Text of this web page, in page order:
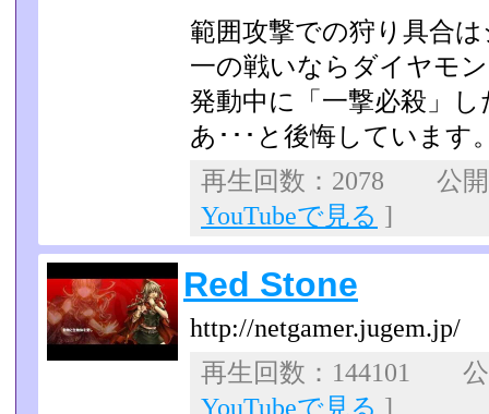
範囲攻撃での狩り具合
一の戦いならダイヤモ
発動中に「一撃必殺」
あ･･･と後悔しています­
再生回数：2078 公
YouTubeで見る ]
Red Stone
http://netgamer.jugem.jp/
再生回数：144101
YouTubeで見る ]